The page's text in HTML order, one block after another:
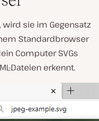
wird sie im Gegensatz
Standardbrowser
Computer SVGs
Dateien erkennt.